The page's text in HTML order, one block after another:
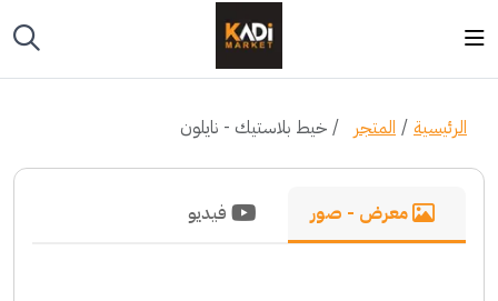
الرئيسية المتجر خيط بلاستيك - نايلون
معرض - صور فيديو